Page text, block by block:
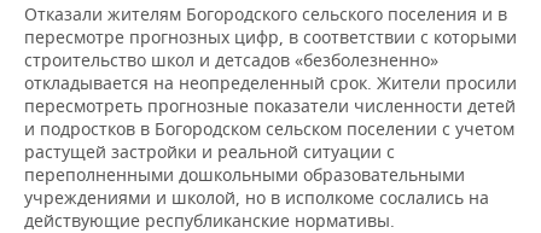
Отказали жителям Богородского сельского поселения и в
пересмотре прогнозных цифр, в соответствии с которыми
строительство школ и детсадов «безболезненно»
откладывается на неопределенный срок. Жители просили
пересмотреть прогнозные показатели численности детей
и подростков в Богородском сельском поселении с учетом
растущей застройки и реальной ситуации с
переполненными дошкольными образовательными
учреждениями и школой, но в исполкоме сослались на
действующие республиканские нормативы.